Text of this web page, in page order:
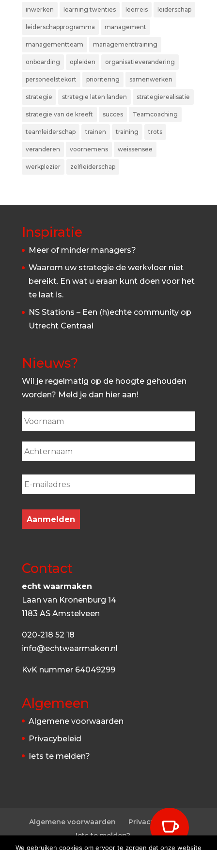

inwerken learning twenties leerreis leiderschap
leiderschapprogramma management
managementteam managementtraining
onboarding opleiden organisatieverandering
personeelstekort prioritering samenwerken
strategie strategie laten landen strategierealisatie
strategie van de kreeft succes Teamcoaching
teamleiderschap trainen training trots
veranderen voornemens weissensee
werkplezier zelfleiderschap
Inspiratie
Meer of minder managers?
Waarom uw strategie de werkvloer niet
bereikt. En wat u eraan kunt doen voor het
te laat is.
NS Stations – Een (h)echte community op
Utrecht Centraal
Nieuws?
Wil je regelmatig op de hoogte gehouden
worden? Meld je dan hier aan!
Aanmelden
Contact
echt waarmaken
Laan van Kronenburg 14
1183 AS Amstelveen
020-218 52 18
info@echtwaarmaken.nl
KvK nummer 64049299
Algemeen
Algemene voorwaarden
Privacybeleid
Iets te melden?
Algemene voorwaarden
Privacybeleid
Iets te melden?
We gebruiken cookies om ervoor te zorgen dat onze website